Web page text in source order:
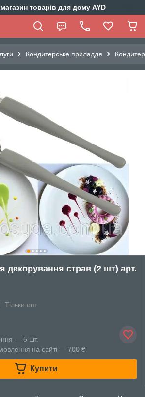
товарів для дому AYD
Кондитерське приладдя
декорування страв (2 шт) арт.
Тільки опт
— 5 шт.
на сайті — 700 ₴
Купити